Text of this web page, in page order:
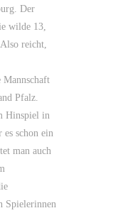
Der
wilde 13,
reicht,
Mannschaft
Pfalz.
Hinspiel in
schon ein
man auch
Spielerinnen